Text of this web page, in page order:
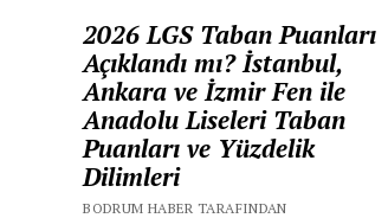
2026 LGS Taban Puanları
Açıklandı mı? İstanbul,
Ankara ve İzmir Fen ile
Anadolu Liseleri Taban
Puanları ve Yüzdelik
Dilimleri
BODRUM HABER TARAFINDAN